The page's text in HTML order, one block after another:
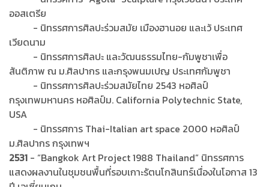
ออสเตรีย
- นิทรรศการศิลปะร่วมสมัย เมืองฮานอย และเว้ ประเทศ
เวียดนาม
- นิทรรศการศิลปะ และวัฒนธรรมไทย-กัมพูชาเพื่อ
สันติภาพ ณ ม.ศิลปากร และกรุงพนมเปญ ประเทศกัมพูชา
- นิทรรศการศิลปะร่วมสมัยไทย 2543 หอศิลป์
กรุงเทพมหานคร หอศิลป์ม. California Polytechnic State,
USA
- นิทรรศการ Thai-Italian art space 2000 หอศิลป์
ม.ศิลปากร กรุงเทพฯ
2531 - “Bangkok Art Project 1988 Thailand” นิทรรศการ
แสดงผลงานในชุมชนพื้นที่รอบเกาะรัตนโกสินทร์เนื่องในโอกาส 13